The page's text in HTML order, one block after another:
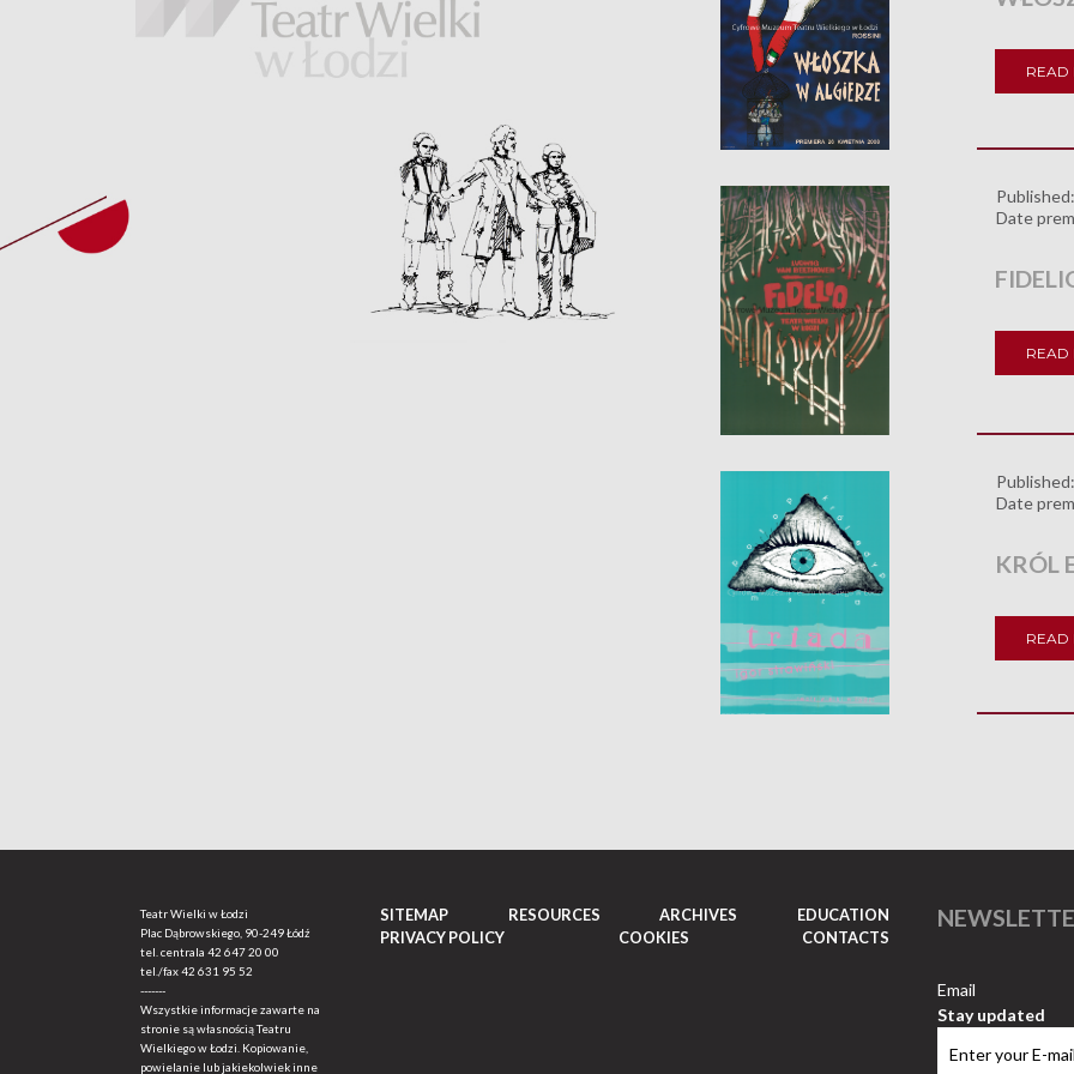
READ
Published:
Date
READ
Published:
Date
KRÓL
READ
Teatr Wielki w Łodzi
Plac Dąbrowskiego, 90-249 Łódź
tel. centrala 42 647 20 00
tel./fax42 631 95 52
-------
Wszystkie informacje zawarte na
stronie są własnością Teatru
Wielkiego w Łodzi. Kopiowanie,
powielanie lub jakiekolwiek inne
SITEMAP RESOURCES ARCHIVES
EDUCATION
PRIVACY POLICY
COOKIES CONTACTS
Email
Stay updated